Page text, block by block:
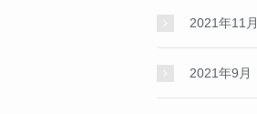
2021年11月
2021年9月